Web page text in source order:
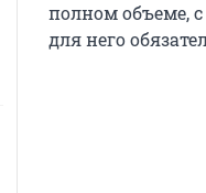
полном объеме,
для него